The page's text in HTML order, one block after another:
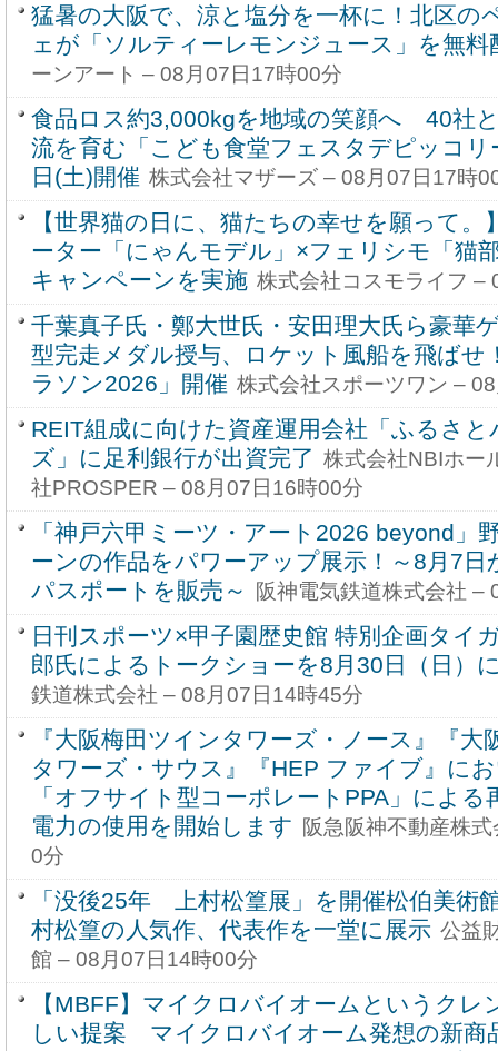
猛暑の大阪で、涼と塩分を一杯に！北区の
ェが「ソルティーレモンジュース」を無料
ーンアート – 08月07日17時00分
食品ロス約3,000kgを地域の笑顔へ 40社
流を育む「こども食堂フェスタデピッコリ
日(土)開催 株式会社マザーズ – 08月07日17時
【世界猫の日に、猫たちの幸せを願って。
ーター「にゃんモデル」×フェリシモ「猫
キャンペーンを実施 株式会社コスモライフ –
千葉真子氏・鄭大世氏・安田理大氏ら豪
型完走メダル授与、ロケット風船を飛ばせ
ラソン2026」開催 株式会社スポーツワン –
REIT組成に向けた資産運用会社「ふるさと
ズ」に足利銀行が出資完了 株式会社NBIホ
社PROSPER – 08月07日16時00分
「神戸六甲ミーツ・アート2026 beyond」
ーンの作品をパワーアップ展示！～8月7日
パスポートを販売～
阪神電気鉄道株式会社 –
日刊スポーツ×甲子園歴史館 特別企画タイ
郎氏によるトークショーを8月30日（日）
鉄道株式会社 – 08月07日14時45分
『大阪梅田ツインタワーズ・ノース』『大
タワーズ・サウス』『HEP ファイブ』に
「オフサイト型コーポレートPPA」によ
電力の使用を開始します 阪急阪神不動産株
0分
「没後25年 上村松篁展」を開催松伯美術
村松篁の人気作、代表作を一堂に展示 公益
館 – 08月07日14時00分
【MBFF】マイクロバイオームというクレ
しい提案 マイクロバイオーム発想の新商